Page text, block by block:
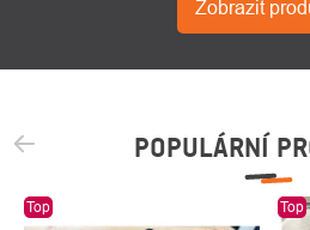
Zobrazit
POPULÁRNÍ
Top Top